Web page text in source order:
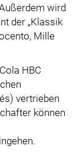
wird
der „Klassik
Mille
HBC
vertrieben
können